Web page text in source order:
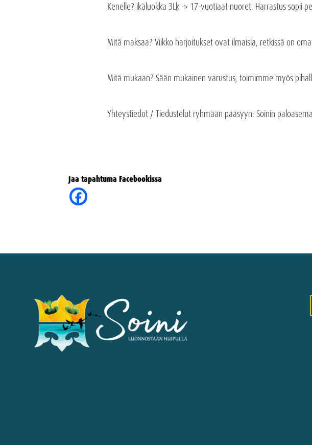
Kenelle? ikäluokka 3Lk -> 17-vuotiaat nuoret. Harrastus sopii
Mitä maksaa? Viikko harjoitukset ovat ilmaisia, retkissä on
Mitä mukaan? Sään mukainen varustus, toimimme myös
Yhteystiedot / Tiedustelut ryhmään pääsyyn: Soinin
Jaa tapahtuma Facebookissa